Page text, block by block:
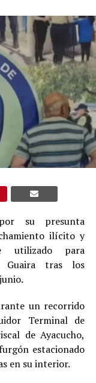
su presunta
ilícito y
utilizado para
Guaira tras los
un recorrido
Terminal de
de Ayacucho,
estacionado
en su interior.